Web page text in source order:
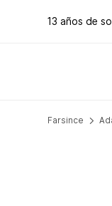
13 años de
Farsince